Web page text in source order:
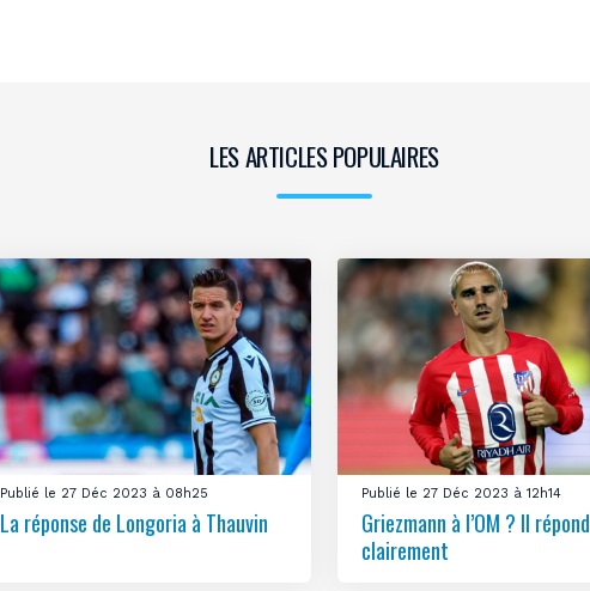
LES ARTICLES POPULAIRES
Publié le 27 Déc 2023 à 08h25
La réponse de Longoria à Thauvin
Publié le 27 Déc 2023 à 12h14
Griezmann à l’OM ? Il répond
clairement